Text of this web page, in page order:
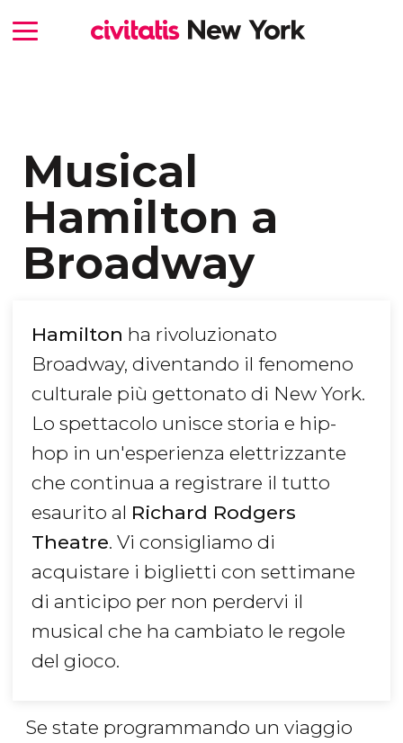
Musical
Hamilton a
Broadway
Hamilton ha rivoluzionato
Broadway, diventando il fenomeno
culturale più gettonato di New York.
Lo spettacolo unisce storia e hip-
hop in un'esperienza elettrizzante
che continua a registrare il tutto
esaurito al Richard Rodgers
Theatre. Vi consigliamo di
acquistare i biglietti con settimane
di anticipo per non perdervi il
musical che ha cambiato le regole
del gioco.
Se state programmando un viaggio